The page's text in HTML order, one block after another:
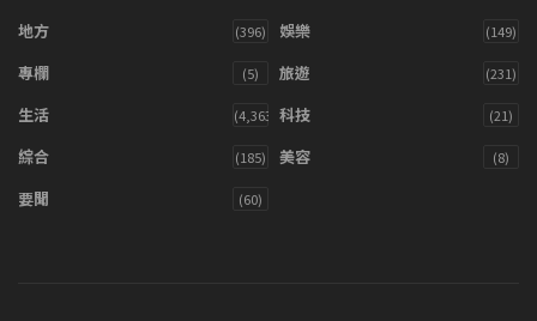
地方 (396) 娛樂 (149)
專欄 (5) 旅遊 (231)
生活 (4,363) 科技 (21)
綜合 (185) 美容 (8)
要聞 (60)